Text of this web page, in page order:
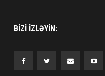
BIZI IZLƏYIN: